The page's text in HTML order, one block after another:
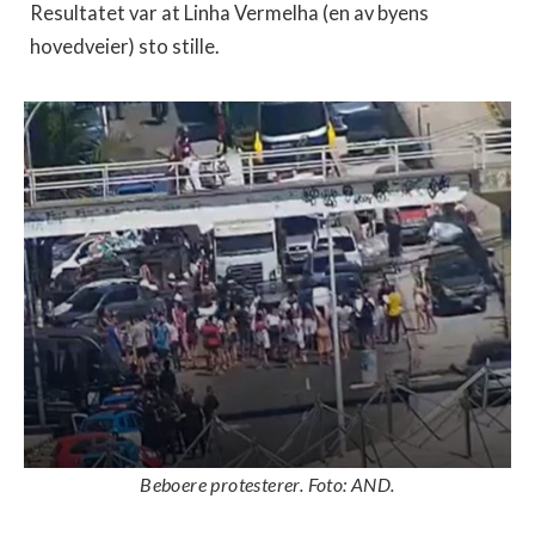
Resultatet var at Linha Vermelha (en av byens
hovedveier) sto stille.
Beboere protesterer. Foto: AND.